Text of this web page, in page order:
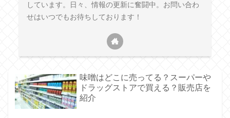
しています。日々、情報の更新に奮闘中。お問い合わ
せはいつでもお待ちしております！
味噌はどこに売ってる？スーパーや
ドラッグストアで買える？販売店を
紹介